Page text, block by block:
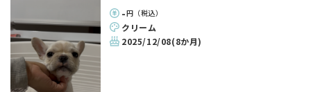
-円（税込）
クリーム
2025/12/08(8か月)